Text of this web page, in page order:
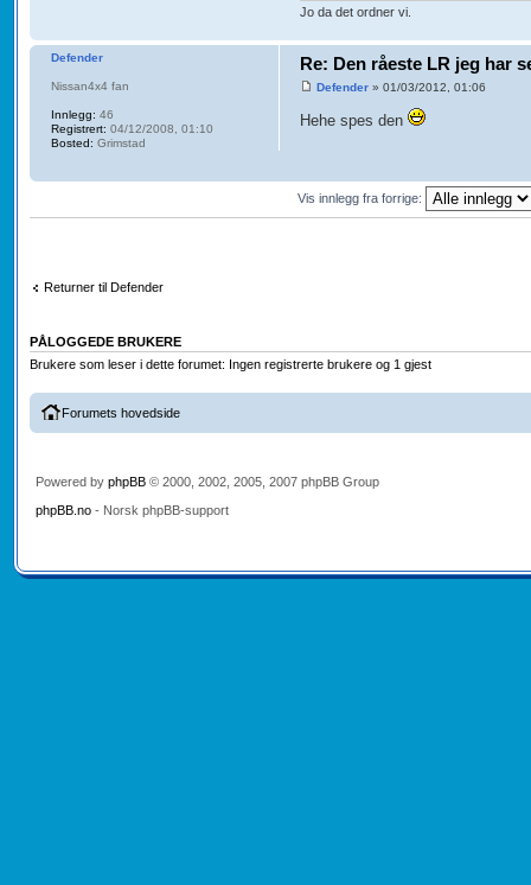
Jo da det ordner vi.
Re: Den råeste LR jeg har
Defender » 01/03/2012, 01:06
Hehe spes den
Defender
Nissan4x4 fan
Innlegg: 46
Registrert: 04/12/2008, 01:10
Bosted: Grimstad
Vis innlegg fra forrige:
Returner til Defender
PÅLOGGEDE BRUKERE
Brukere som leser i dette forumet: Ingen registrerte brukere og 1 gjest
Forumets hovedside
Powered by phpBB© 2000, 2002, 2005, 2007 phpBB Group
phpBB.no- Norsk phpBB-support